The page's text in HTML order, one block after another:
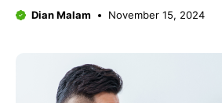
Dian Malam November 15, 2024